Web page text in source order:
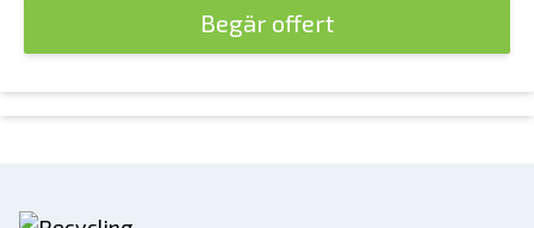
Begär offert